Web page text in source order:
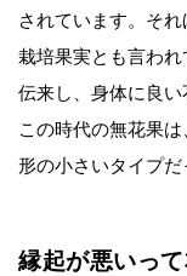
されています。そ
栽培果実とも言わ
伝来し、身体に良い
この時代の無花果
形の小さいタイプだ
縁起が悪いっ